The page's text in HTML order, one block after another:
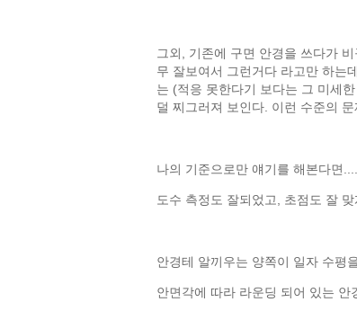
그외, 기존에 구면 안경을 쓰다가
무 잘보여서 그런거다 라고만 하는
는 (적응 못한다기 보다는 그 미세
덜 찌그러져 보인다. 이런 수준의
나의 기준으로만 얘기를 해본다면
도수 측정도 잘되었고, 초점도 잘
안경테 알끼우는 양쪽이 일자 수평
안면각에 따라 라운딩 되어 있는